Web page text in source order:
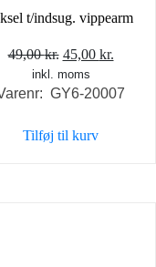
t/indsug. vippearm
49,00kr. Den
oprindelige
pris
49,00 kr..
45,00 kr.
pris
inkl. moms
GY6-20007
Tilføj til kurv